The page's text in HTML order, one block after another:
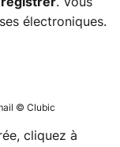
. Vous
électroniques.
© Clubic
cliquez à